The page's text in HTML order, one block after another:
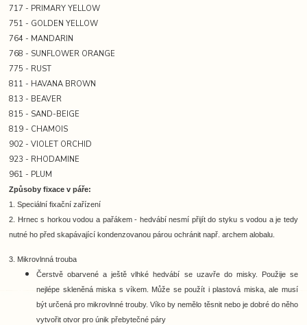
717 - PRIMARY YELLOW
751 - GOLDEN YELLOW
764 - MANDARIN
768 - SUNFLOWER ORANGE
775 - RUST
811 - HAVANA BROWN
813 - BEAVER
815 - SAND-BEIGE
819 - CHAMOIS
902 - VIOLET ORCHID
923 - RHODAMINE
961 - PLUM
Způsoby fixace v páře:
1. Speciální fixační zařízení
2. Hrnec s horkou vodou a pařákem - hedvábí nesmí přijít do styku s vodou a je tedy
nutné ho před skapávající kondenzovanou párou ochránit např. archem alobalu.
3. Mikrovlnná trouba
Čerstvě obarvené a ještě vlhké hedvábí se uzavře do misky. Použije se
nejlépe skleněná miska s víkem. Může se použít i plastová miska, ale musí
být určená pro mikrovlnné trouby. Víko by nemělo těsnit nebo je dobré do něho
vytvořit otvor pro únik přebytečné páry